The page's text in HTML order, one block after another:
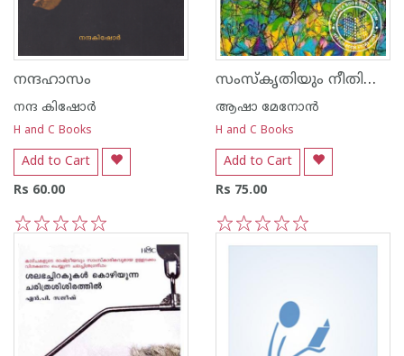
നന്ദഹാസം
നന്ദ‌ കിഷോര്‍
H and C Books
Add to Cart
Rs 60.00
സംസ്കൃതിയും നീതിശാസ്ത്രവും
ആഷാ മേനോന്‍
H and C Books
Add to Cart
Rs 75.00